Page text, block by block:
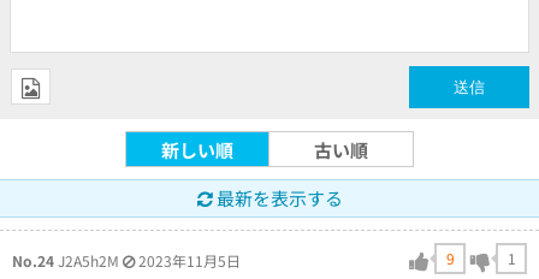
新しい順
古い順
最新を表示する
No.24J2A5h2M 2023年11月5日 9 1